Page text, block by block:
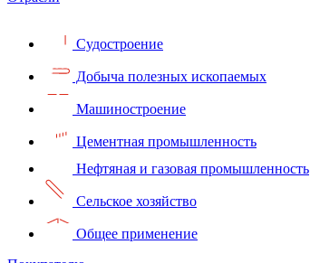
Судостроение
Добыча полезных ископаемых
Машиностроение
Цементная промышленность
Нефтяная и газовая промышленность
Сельское хозяйство
Общее применение